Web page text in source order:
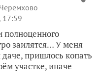
Черемхово
17:59
полноценного
заилятся… У меня
пришлось копать
участке, иначе